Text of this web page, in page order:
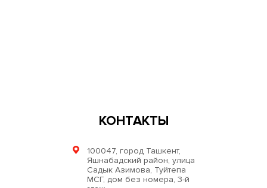
КОНТАКТЫ
100047, город Ташкент,
Яшнабадский район, улица
Садык Азимова, Туйтепа
МСГ, дом без номера, 3-й